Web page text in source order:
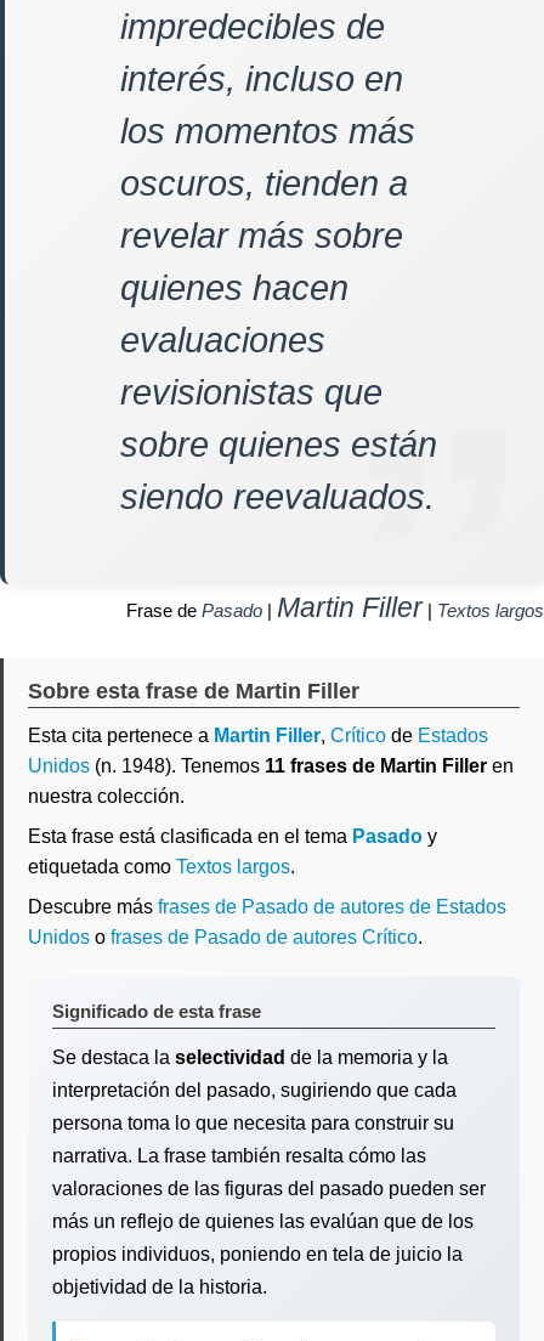
impredecibles de
interés, incluso en
los momentos más
oscuros, tienden a
revelar más sobre
quienes hacen
evaluaciones
revisionistas que
sobre quienes están
siendo reevaluados.
Frase de Pasado | Martin Filler| Textos largos
Sobre esta frase de Martin Filler
Esta cita pertenece a Martin Filler, Crítico de Estados
Unidos (n. 1948). Tenemos 11 frases de Martin Filler en
nuestra colección.
Esta frase está clasificada en el tema Pasado y
etiquetada como Textos largos.
Descubre más frases de Pasado de autores de Estados
Unidos o frases de Pasado de autores Crítico.
Significado de esta frase
Se destaca la selectividad de la memoria y la
interpretación del pasado, sugiriendo que cada
persona toma lo que necesita para construir su
narrativa. La frase también resalta cómo las
valoraciones de las figuras del pasado pueden ser
más un reflejo de quienes las evalúan que de los
propios individuos, poniendo en tela de juicio la
objetividad de la historia.